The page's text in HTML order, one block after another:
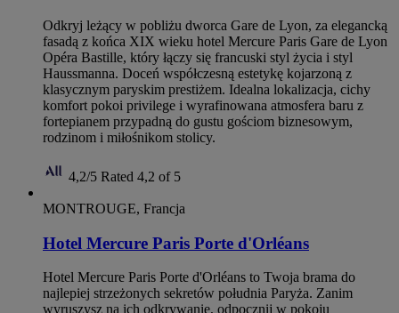
Odkryj leżący w pobliżu dworca Gare de Lyon, za elegancką
fasadą z końca XIX wieku hotel Mercure Paris Gare de Lyon
Opéra Bastille, który łączy się francuski styl życia i styl
Haussmanna. Doceń współczesną estetykę kojarzoną z
klasycznym paryskim prestiżem. Idealna lokalizacja, cichy
komfort pokoi privilege i wyrafinowana atmosfera baru z
fortepianem przypadną do gustu gościom biznesowym,
rodzinom i miłośnikom stolicy.
4,2/5 Rated 4,2 of 5
MONTROUGE, Francja
Hotel Mercure Paris Porte d'Orléans
Hotel Mercure Paris Porte d'Orléans to Twoja brama do
najlepiej strzeżonych sekretów południa Paryża. Zanim
wyruszysz na ich odkrywanie, odpocznij w pokoju